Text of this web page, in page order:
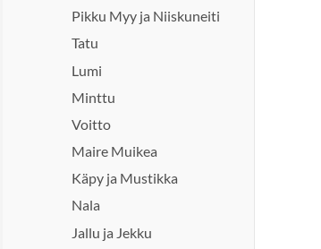
Pikku Myy ja Niiskuneiti
Tatu
Lumi
Minttu
Voitto
Maire Muikea
Käpy ja Mustikka
Nala
Jallu ja Jekku